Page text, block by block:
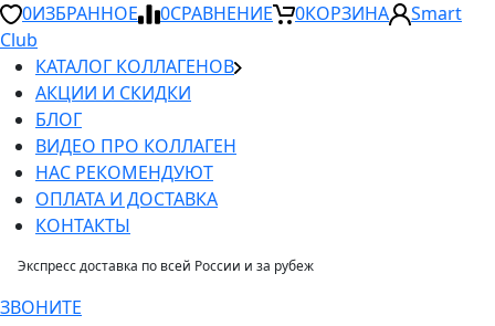
0ИЗБРАННОЕ 0СРАВНЕНИЕ 0КОРЗИНА
Smart
Club
КАТАЛОГ КОЛЛАГЕНОВ
АКЦИИ И СКИДКИ
БЛОГ
ВИДЕО ПРО КОЛЛАГЕН
НАС РЕКОМЕНДУЮТ
ОПЛАТА И ДОСТАВКА
КОНТАКТЫ
Экспресс доставка по всей России и за рубеж
ЗВОНИТЕ